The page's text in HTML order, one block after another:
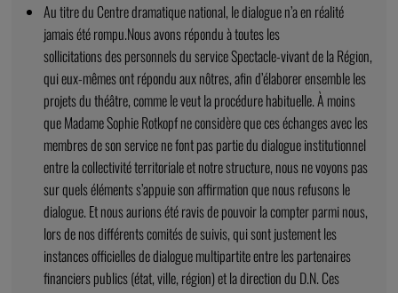
Au titre du Centre dramatique national, le dialogue n’a en réalité
jamais été rompu.Nous avons répondu à toutes les
sollicitations des personnels du service Spectacle-vivant de la Région,
qui eux-mêmes ont répondu aux nôtres, afin d’élaborer ensemble les
projets du théâtre, comme le veut la procédure habituelle. À moins
que Madame Sophie Rotkopf ne considère que ces échanges avec les
membres de son service ne font pas partie du dialogue institutionnel
entre la collectivité territoriale et notre structure, nous ne voyons pas
sur quels éléments s’appuie son affirmation que nous refusons le
dialogue. Et nous aurions été ravis de pouvoir la compter parmi nous,
lors de nos différents comités de suivis, qui sont justement les
instances officielles de dialogue multipartite entre les partenaires
financiers publics (état, ville, région) et la direction du D.N. Ces